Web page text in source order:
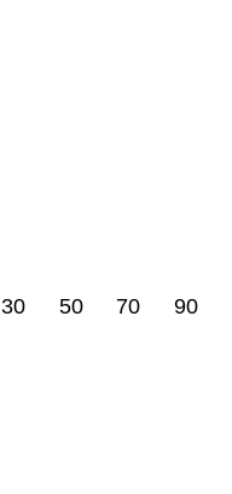
30 50 70 90